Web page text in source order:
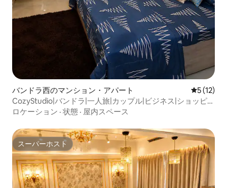
バンドラ西のマンション・アパート レビュー
5 (12)
CozyStudio|バンドラ|一人旅|カップル|ビジネス|ショッピン
グ|カフェ
ロケーション · 状態 · 屋内スペース
スーパーホスト
スーパーホスト